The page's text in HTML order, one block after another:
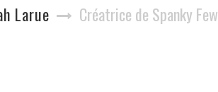
Larue Créatrice de Spanky Few